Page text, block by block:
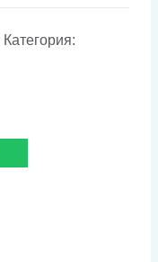
Категория: